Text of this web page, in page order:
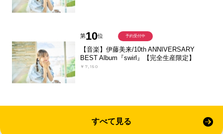
第10位
【音楽】伊藤美来/10th ANNIVERSARY
BEST Album『swirl』【完全生産限定】
￥7,150
予約受付中
すべて見る